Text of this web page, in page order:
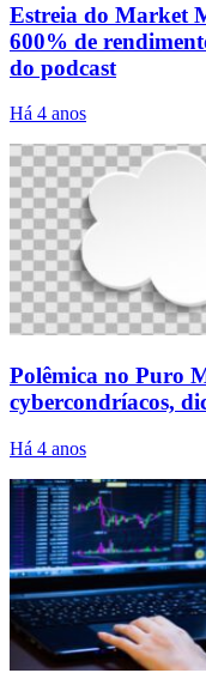
Estreia do Market
600% de
do podcast
Há 4 anos
Polêmica no Puro
cybercondríacos,
Há 4 anos